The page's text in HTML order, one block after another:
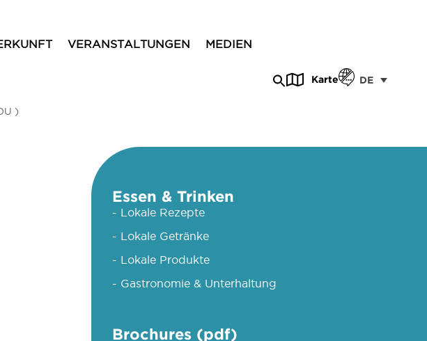
VERANSTALTUNGEN MEDIEN
Karte DE
)
Essen & Trinken
- Lokale Rezepte
- Lokale Getränke
- Lokale Produkte
- Gastronomie & Unterhaltung
Brochures (pdf)